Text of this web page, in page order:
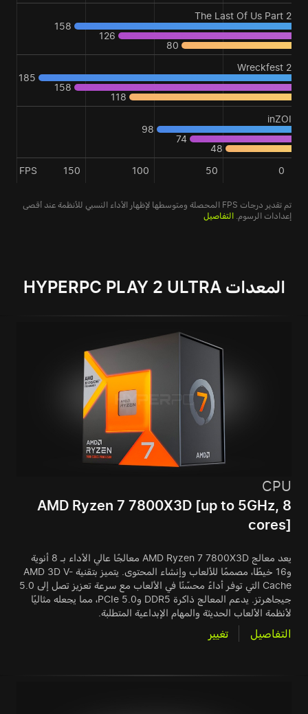
The Last Of Us Part 2
158
126
80
Wreckfest 2
185
158
118
inZOI
98
74
48
0
50
100
150
FPS
تم تقدير درجات FPS المحصلة ومتوسطها لإظهار الأداء النسبي للأنظمة عند أقصى
إعدادات الرسوم. التفاصيل
المعدات HYPERPC PLAY 2 ULTRA
CPU
AMD Ryzen 7 7800X3D [up to 5GHz, 8
cores]
يعد معالج AMD Ryzen 7 7800X3D معالجًا عالي الأداء بـ 8 أنوية
و16 خيطًا، مصممًا للألعاب وإنشاء المحتوى. يتميز بتقنية AMD 3D V-
Cache التي توفر أداءً محسّنًا في الألعاب مع سرعة تعزيز تصل إلى 5.0
جيجاهرتز. يدعم المعالج ذاكرة DDR5 وPCIe 5.0، مما يجعله مثاليًا
لأنظمة الألعاب الحديثة والمهام الإبداعية المتطلبة.
التفاصيل تغيير